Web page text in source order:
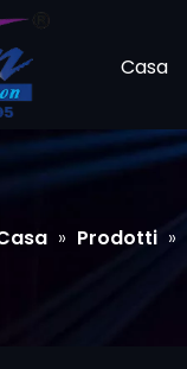
Casa
» Prodotti »